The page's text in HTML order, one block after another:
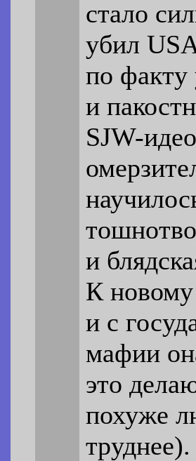
стало
убил
по факту
и
SJW-
и
К
и с
мафии
это
похуже
труднее).